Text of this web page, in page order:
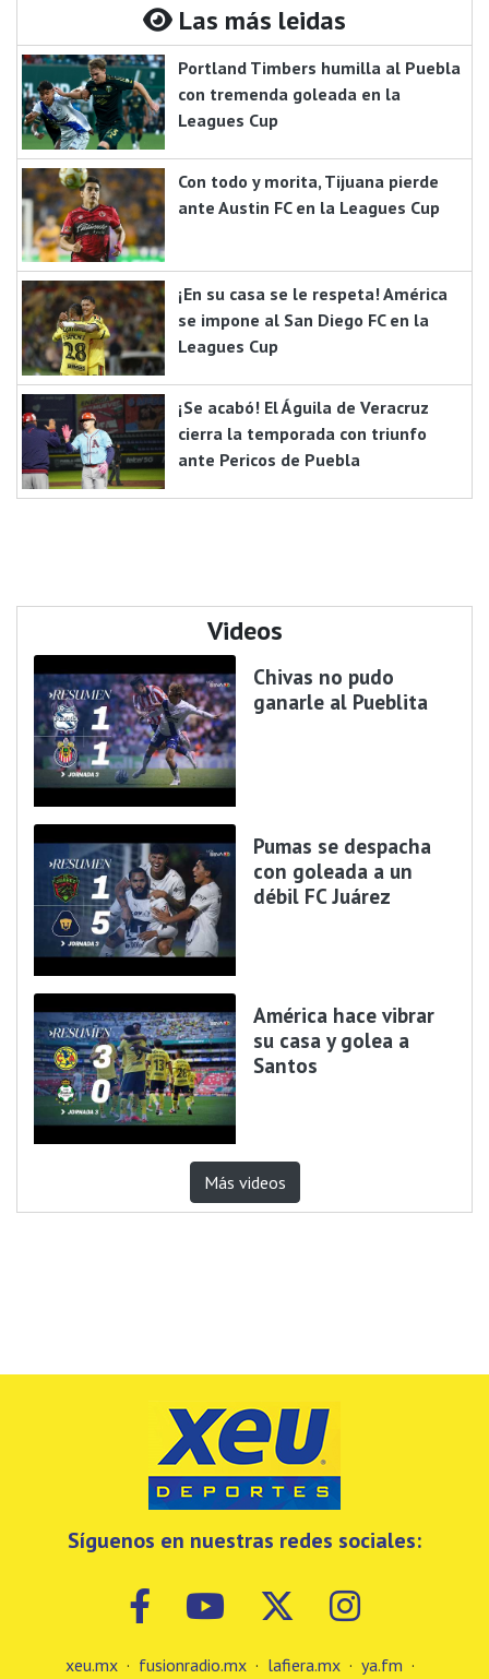
Las más leidas
Portland Timbers humilla al Puebla
con tremenda goleada en la
Leagues Cup
Con todo y morita, Tijuana pierde
ante Austin FC en la Leagues Cup
¡En su casa se le respeta! América
se impone al San Diego FC en la
Leagues Cup
¡Se acabó! El Águila de Veracruz
cierra la temporada con triunfo
ante Pericos de Puebla
Videos
Chivas no pudo
ganarle al Pueblita
Pumas se despacha
con goleada a un
débil FC Juárez
América hace vibrar
su casa y golea a
Santos
Más videos
Síguenos en nuestras redes sociales:
xeu.mx · fusionradio.mx · lafiera.mx · ya.fm ·